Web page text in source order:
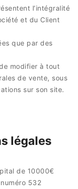
l’intégralité
et du Client
que par des
modifier à tout
de vente, sous
sur son site.
légales
de 10000€
532